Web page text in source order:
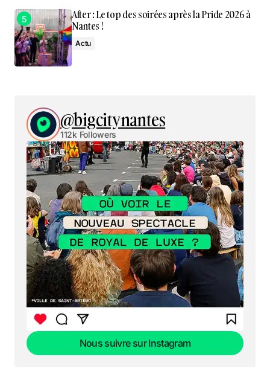
After : Le top des soirées après la Pride 2026 à
Nantes !
Actu
@bigcitynantes
112k Followers
Nous suivre sur Instagram